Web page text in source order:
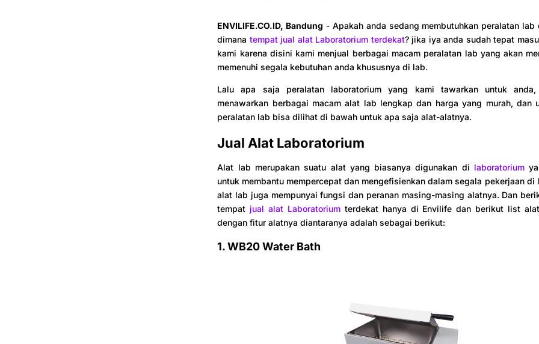
ENVILIFE.CO.ID, Bandung - Apakah anda sedang membutuhkan peralatan lab
dimana tempat jual alat Laboratorium terdekat? jika iya anda sudah tepat
kami karena disini kami menjual berbagai macam peralatan lab yang akan
memenuhi segala kebutuhan anda khususnya di lab.
Lalu apa saja peralatan laboratorium yang kami tawarkan untuk
menawarkan berbagai macam alat lab lengkap dan harga yang murah, dan
peralatan lab bisa dilihat di bawah untuk apa saja alat-alatnya.
Jual Alat Laboratorium
Alat lab merupakan suatu alat yang biasanya digunakan di laboratorium
untuk membantu mempercepat dan mengefisienkan dalam segala pekerjaan di
alat lab juga mempunyai fungsi dan peranan masing-masing alatnya. Dan
tempatjual alat Laboratoriumterdekat hanya di Envilife dan berikut list
dengan fitur alatnya diantaranya adalah sebagai berikut:
1.WB20 Water Bath